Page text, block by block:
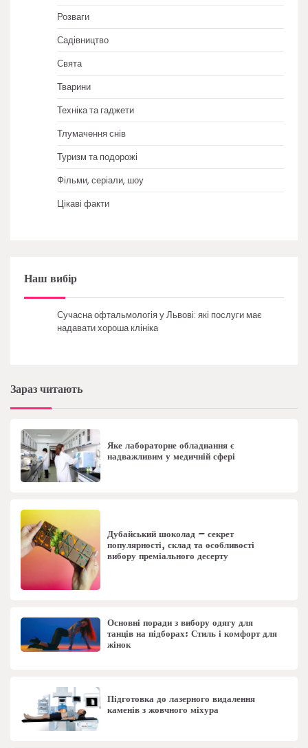
Розваги
Садівництво
Свята
Тварини
Техніка та гаджети
Тлумачення снів
Туризм та подорожі
Фільми, серіали, шоу
Цікаві факти
Наш вибір
Сучасна офтальмологія у Львові: які послуги має
надавати хороша клініка
Зараз читають
Яке лабораторне обладнання є
надважливим у медичній сфері
Дубайський шоколад – секрет
популярності, склад та особливості
вибору преміального десерту
Основні поради з вибору одягу для
танців на підборах: Стиль і комфорт для
жінок
Підготовка до лазерного видалення
каменів з жовчного міхура